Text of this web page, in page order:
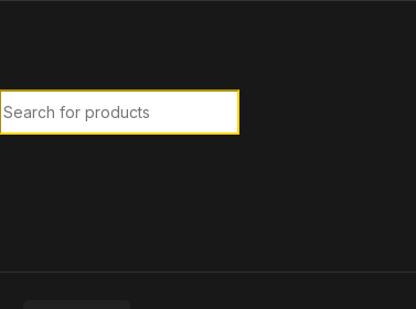
Search for: